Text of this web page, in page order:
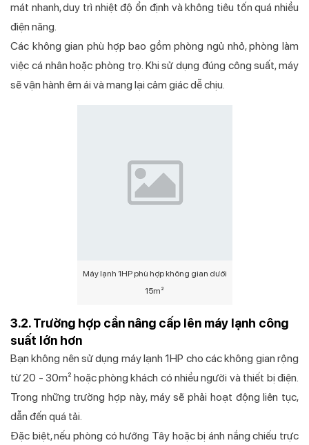
mát nhanh, duy trì nhiệt độ ổn định và không tiêu tốn quá nhiều
điện năng.
Các không gian phù hợp bao gồm phòng ngủ nhỏ, phòng làm
việc cá nhân hoặc phòng trọ. Khi sử dụng đúng công suất, máy
sẽ vận hành êm ái và mang lại cảm giác dễ chịu.
Máy lạnh 1HP phù hợp không gian dưới
15m²
3.2. Trường hợp cần nâng cấp lên máy lạnh công
suất lớn hơn
Bạn không nên sử dụng máy lạnh 1HP cho các không gian rộng
từ 20 - 30m² hoặc phòng khách có nhiều người và thiết bị điện.
Trong những trường hợp này, máy sẽ phải hoạt động liên tục,
dẫn đến quá tải.
Đặc biệt, nếu phòng có hướng Tây hoặc bị ánh nắng chiếu trực